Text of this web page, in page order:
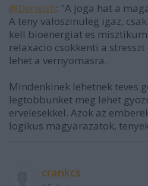
@Derwish: "A joga hat a
A teny valoszinuleg igaz,
kell bioenergiat es
relaxacio csokkenti a
lehet a vernyomasra.
Mindenkinek lehetnek teves
legtobbunket meg lehet
ervelesekkel. Azok az
logikus magyarazatok,
crankcs